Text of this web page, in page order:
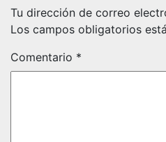
Tu dirección de correo
Los campos obligatorios
Comentario *